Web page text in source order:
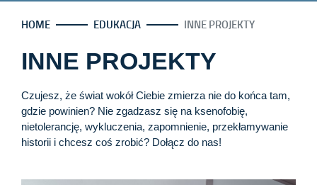
HOME EDUKACJA INNE PROJEKTY
INNE PROJEKTY
Czujesz, że świat wokół Ciebie zmierza nie do końca tam,
gdzie powinien? Nie zgadzasz się na ksenofobię,
nietolerancję, wykluczenia, zapomnienie, przekłamywanie
historii i chcesz coś zrobić? Dołącz do nas!